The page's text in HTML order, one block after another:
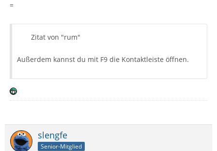
=
Zitat von "rum"
Außerdem kannst du mit F9 die Kontaktleiste öffnen.
slengfe
Senior-Mitglied